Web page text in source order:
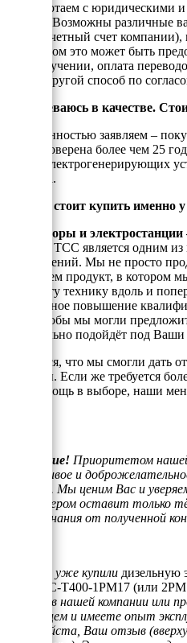
Мы работаем с юридическими
России. Возможны различные
(на рассчетный счет
енеджером это может быть
при получении, оплата
любой другой способ по
Я сомневаюсь в качестве.
С уверенностью заявляем –
ТСС проверена более чем 25
рынке электрогенерирующих
качества.
Почему стоит купить именно
Генераторы и
техника ТСС является одним
направлений. Мы не просто
реализуем продукт, в
знают эту технику вдоль и
постоянное повышение
того, чтобы мы могли
оптимально подойдёт под Ваши
Надеемся, что мы смогли дать
вопросы. Если же требуется
или помощь в выборе, наши
Внимание! Приоритетом
отзывчивое и
клиенту. Мы ценим Вас и
менеджером оставит только
воспоминания от полученной
Если Вы уже купили дизельную
АД-320С-Т400-1РМ17 (или
в нашей компании или
владельцем и имеете опыт
пожалуйста, Ваш отзыв